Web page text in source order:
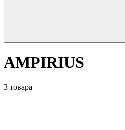
AMPIRIUS
3 товара